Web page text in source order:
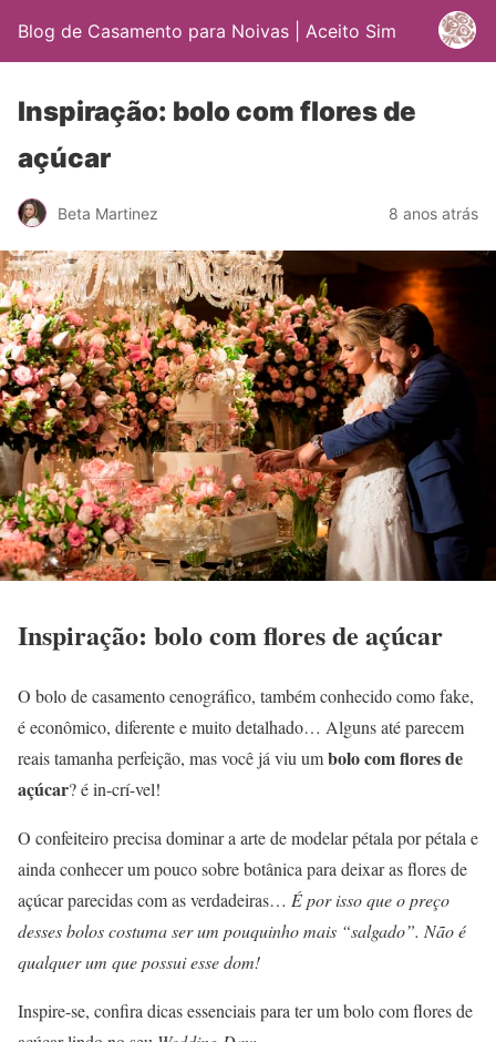
Blog de Casamento para Noivas | Aceito Sim
Inspiração: bolo com flores de
açúcar
Beta Martinez 8 anos atrás
Inspiração: bolo com flores de açúcar
O bolo de casamento cenográfico, também conhecido como fake,
é econômico, diferente e muito detalhado… Alguns até parecem
reais tamanha perfeição, mas você já viu umbolo com flores de
açúcar? é in-crí-vel!
O confeiteiro precisa dominar a arte de modelar pétala por pétala e
ainda conhecer um pouco sobre botânica para deixar as flores de
açúcar parecidas com as verdadeiras… É por isso que o preço
desses bolos costuma ser um pouquinho mais “salgado”. Não é
qualquer um que possui esse dom!
Inspire-se, confira dicas essenciais para ter um bolo com flores de